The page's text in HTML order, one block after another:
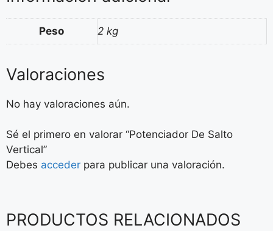
Peso 2 kg
Valoraciones
No hay valoraciones aún.
Sé el primero en valorar “Potenciador De Salto
Vertical”
Debes acceder para publicar una valoración.
PRODUCTOS RELACIONADOS